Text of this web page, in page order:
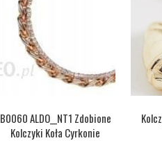
B0060 ALDO__NT1 Zdobione
Kolczyki Koła Cyrkonie